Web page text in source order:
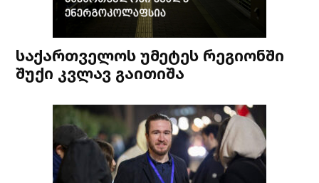
საქართველოს უმეტეს რეგიონში
შუქი კვლავ გაითიშა